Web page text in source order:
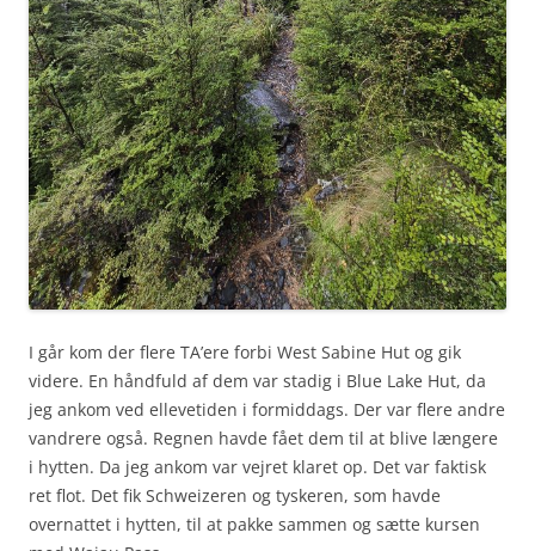
I går kom der flere TA’ere forbi West Sabine Hut og gik
videre. En håndfuld af dem var stadig i Blue Lake Hut, da
jeg ankom ved ellevetiden i formiddags. Der var flere andre
vandrere også. Regnen havde fået dem til at blive længere
i hytten. Da jeg ankom var vejret klaret op. Det var faktisk
ret flot. Det fik Schweizeren og tyskeren, som havde
overnattet i hytten, til at pakke sammen og sætte kursen